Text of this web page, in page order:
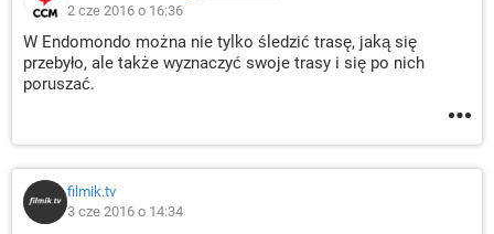
2 cze 2016 o 16:36
W Endomondo można nie tylko śledzić trasę, jaką się
przebyło, ale także wyznaczyć swoje trasy i się po nich
poruszać.
filmik.tv
3 cze 2016 o 14:34